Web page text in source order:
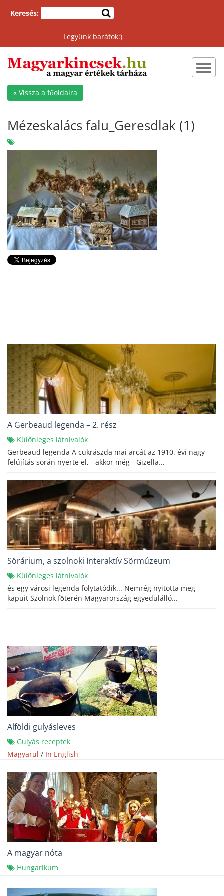
Keresés:
Legyünk barátok:)
« Vissza a főoldalra
Mézeskalács falu_Geresdlak (1)
A Gerbeaud legenda – 2. rész
Különleges látnivalók
Gerbeaud legenda A cukrászda mai arcát az 1910. évi nagy
felújítás során nyerte el, - akkor még - Gizella...
Sörárium, a szolnoki Interaktív Sörmúzeum
Különleges látnivalók
és egy városi legenda folytatódik... Nemrég nyitotta meg
kapuit Szolnok főterén Magyarország egyedülálló...
Alföldi gulyásleves
Gulyás receptek
Magyarul / In English
A magyar nóta
Hungarikum